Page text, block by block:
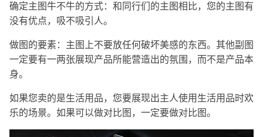
确定主图牛不牛的方式：和同行们的主图相比，您的主图有
没有优点，吸不吸引人。
做图的要素：主图上不要放任何破坏美感的东西。其他副图
一定要有一两张展现产品所能营造出的氛围，而不是产品本
身。
如果您卖的是生活用品，您要展现出主人使用生活用品时欢
乐的场景。如果可以做对比图，一定要做对比图。